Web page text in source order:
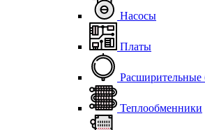
Насосы
Платы
Расширительные
Теплообменники